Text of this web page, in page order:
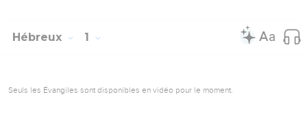
Hébreux 1
Seuls les Évangiles sont disponibles en vidéo pour le moment.